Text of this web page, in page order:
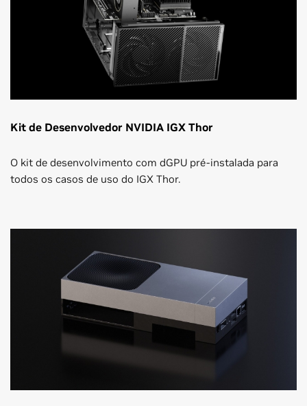
Kit de Desenvolvedor NVIDIA IGX Thor
O kit de desenvolvimento com dGPU pré-instalada para
todos os casos de uso do IGX Thor.